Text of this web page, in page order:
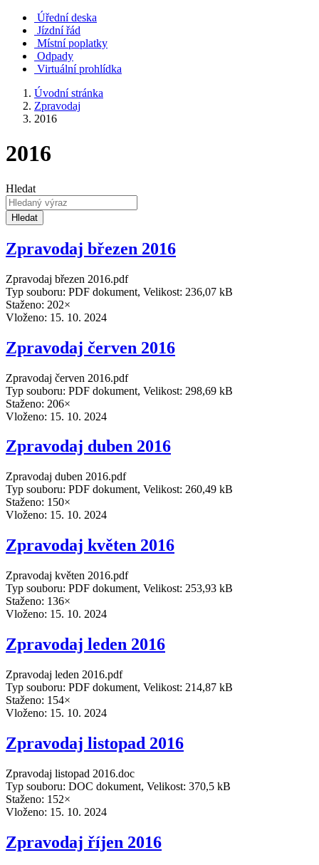
Úřední deska
Jízdní řád
Místní poplatky
Odpady
Virtuální prohlídka
Úvodní stránka
Zpravodaj
2016
2016
Hledat
Hledat
Zpravodaj březen 2016
Zpravodaj březen 2016.pdf
Typ souboru: PDF dokument, Velikost: 236,07 kB
Staženo: 202×
Vloženo: 15. 10. 2024
Zpravodaj červen 2016
Zpravodaj červen 2016.pdf
Typ souboru: PDF dokument, Velikost: 298,69 kB
Staženo: 206×
Vloženo: 15. 10. 2024
Zpravodaj duben 2016
Zpravodaj duben 2016.pdf
Typ souboru: PDF dokument, Velikost: 260,49 kB
Staženo: 150×
Vloženo: 15. 10. 2024
Zpravodaj květen 2016
Zpravodaj květen 2016.pdf
Typ souboru: PDF dokument, Velikost: 253,93 kB
Staženo: 136×
Vloženo: 15. 10. 2024
Zpravodaj leden 2016
Zpravodaj leden 2016.pdf
Typ souboru: PDF dokument, Velikost: 214,87 kB
Staženo: 154×
Vloženo: 15. 10. 2024
Zpravodaj listopad 2016
Zpravodaj listopad 2016.doc
Typ souboru: DOC dokument, Velikost: 370,5 kB
Staženo: 152×
Vloženo: 15. 10. 2024
Zpravodaj říjen 2016